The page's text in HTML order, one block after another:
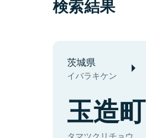
検索結果
茨城県
イバラキケン
玉造町